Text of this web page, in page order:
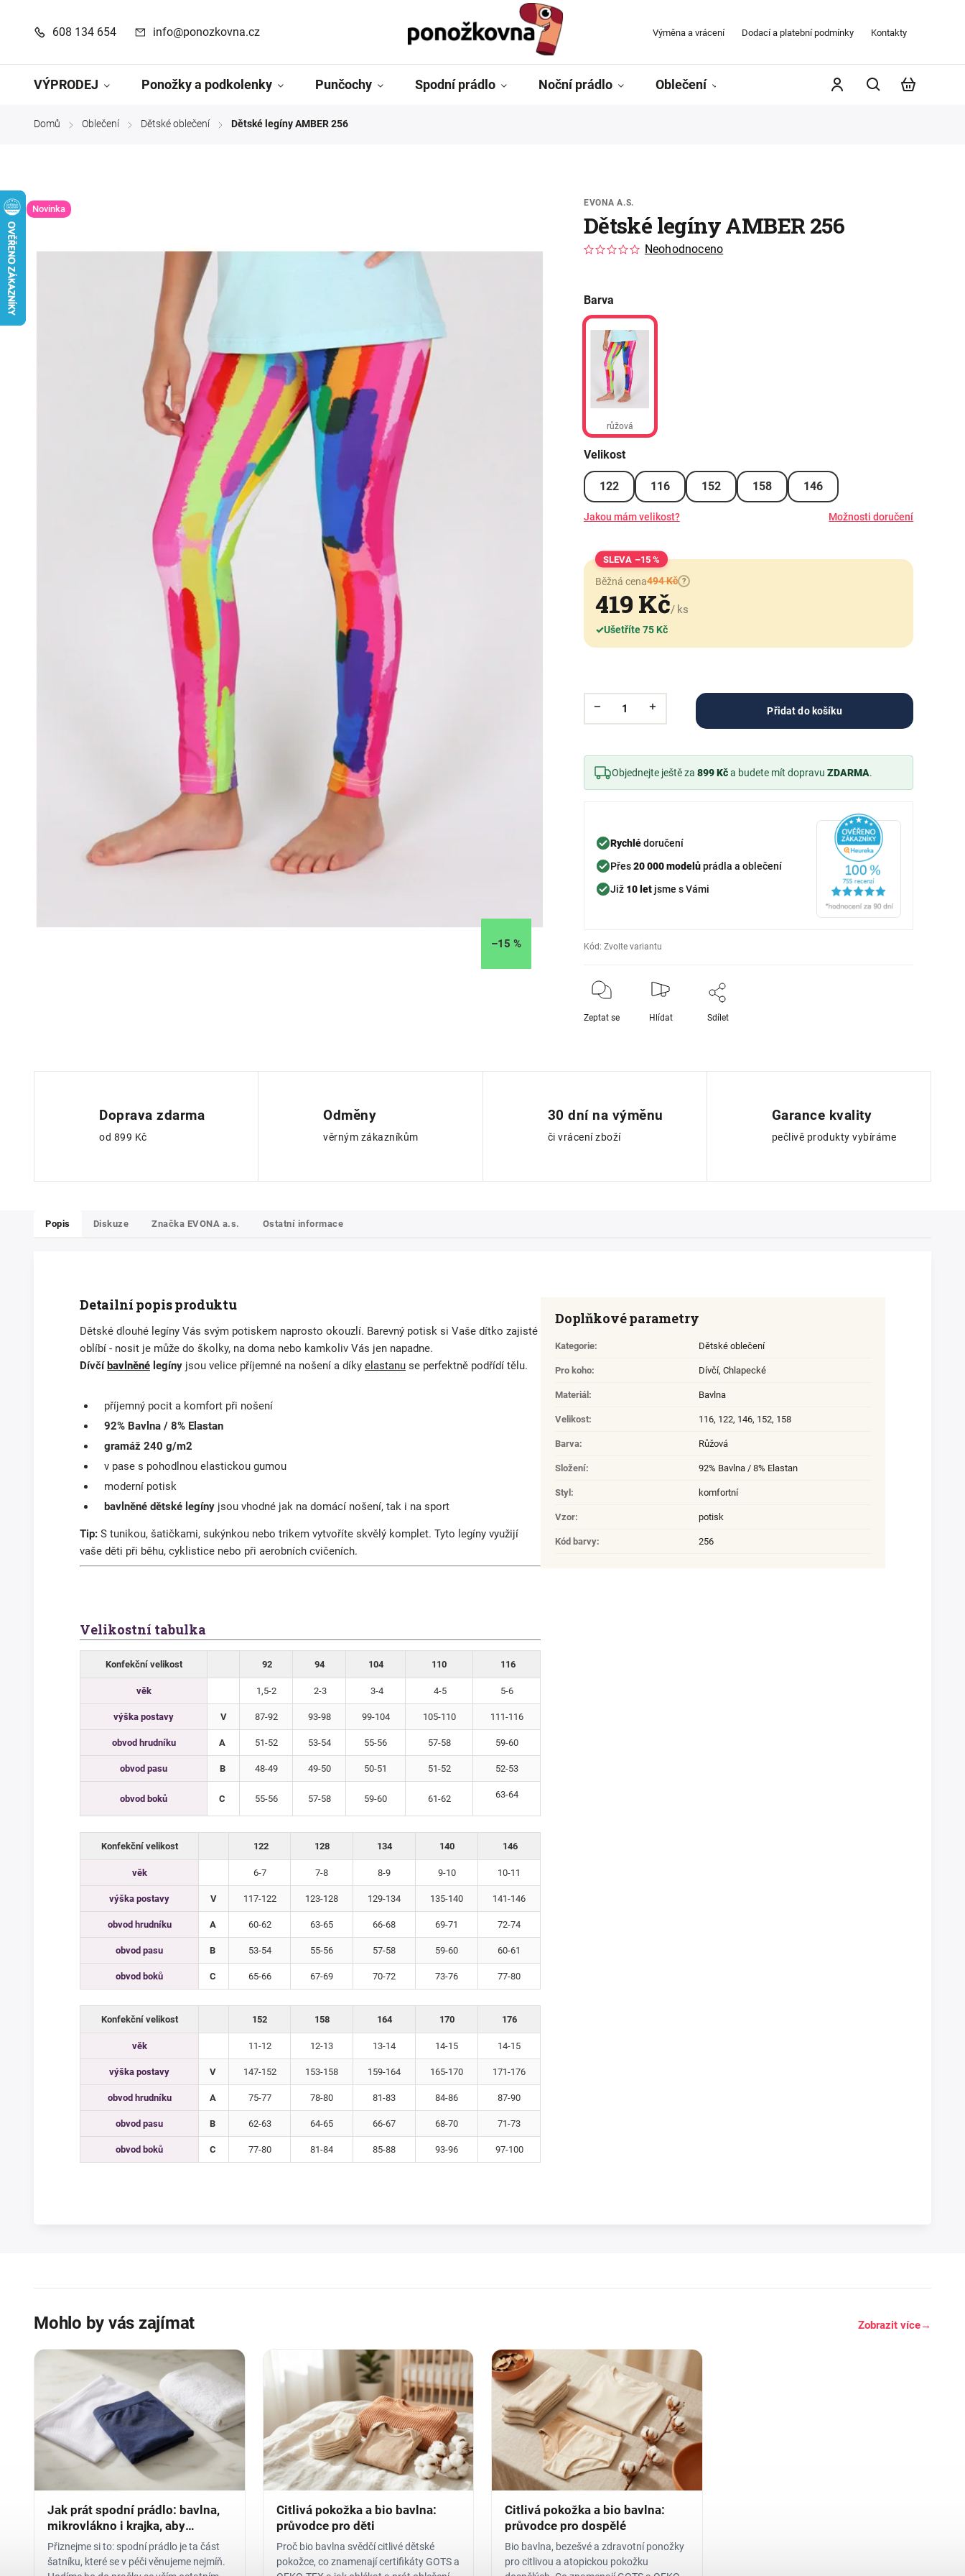
608 134 654 info@ponozkovna.cz Výměna a vrácení Dodací a platební podmínky Kontakty
VÝPRODEJ Ponožky a podkolenky Punčochy Spodní prádlo Noční prádlo Oblečení Kontakty
Domů / Oblečení / Dětské oblečení / Dětské legíny AMBER 256
Novinka
–15 %
EVONA A.S.
Dětské legíny AMBER 256
Neohodnoceno
Barva
růžová
Velikost
122 116 152 158 146
Jakou mám velikost? Možnosti doručení
–15 %
Běžná cena494 Kč ?
419 Kč/ ks
✓Ušetříte 75 Kč
Přidat do košíku
Objednejte ještě za 899 Kča budete mít dopravu ZDARMA.
Rychlédoručení
Přes20 000 modelůprádla a oblečení
Již 10 letjsme s Vámi
Kód: Zvolte variantu
Zeptat se Hlídat Sdílet
Doprava zdarma
od 899 Kč
Odměny
věrným zákazníkům
30 dní na výměnu
či vrácení zboží
Garance kvality
pečlivě produkty vybíráme
Popis Diskuze Značka EVONA a.s. Ostatní informace
Detailní popis produktu
Dětské dlouhé legíny Vás svým potiskem naprosto okouzlí. Barevný potisk si Vaše dítko zajisté
oblíbí - nosit je může do školky, na doma nebo kamkoliv Vás jen napadne.
Dívčíbavlněné legíny jsou velice příjemné na nošení a díky elastanu se perfektně podřídí tělu.
příjemný pocit a komfort při nošení
92% Bavlna / 8% Elastan
gramáž 240 g/m2
v pase s pohodlnou elastickou gumou
moderní potisk
bavlněné dětské legíny jsou vhodné jak na domácí nošení, tak i na sport
Tip: S tunikou, šatičkami, sukýnkou nebo trikem vytvoříte skvělý komplet. Tyto legíny využijí
vaše děti při běhu, cyklistice nebo při aerobních cvičeních.
Velikostní tabulka
Konfekční velikost 92 94 104 110 116
věk 1,5-2 2-3 3-4 4-5 5-6
výška postavy V 87-92 93-98 99-104 105-110 111-116
obvod hrudníku A 51-52 53-54 55-56 57-58 59-60
obvod pasu B 48-49 49-50 50-51 51-52 52-53
obvod boků C 55-56 57-58 59-60 61-62 63-64
Konfekční velikost 122 128 134 140 146
věk 6-7 7-8 8-9 9-10 10-11
výška postavy V 117-122 123-128 129-134 135-140 141-146
obvod hrudníku A 60-62 63-65 66-68 69-71 72-74
obvod pasu B 53-54 55-56 57-58 59-60 60-61
obvod boků C 65-66 67-69 70-72 73-76 77-80
Konfekční velikost 152 158 164 170 176
věk 11-12 12-13 13-14 14-15 14-15
výška postavy V 147-152 153-158 159-164 165-170 171-176
obvod hrudníku A 75-77 78-80 81-83 84-86 87-90
obvod pasu B 62-63 64-65 66-67 68-70 71-73
obvod boků C 77-80 81-84 85-88 93-96 97-100
Doplňkové parametry
Kategorie: Dětské oblečení
Pro koho: Dívčí, Chlapecké
Materiál : Bavlna
Velikost: 116, 122, 146, 152, 158
Barva: Růžová
Složení: 92% Bavlna / 8% Elastan
Styl : komfortní
Vzor: potisk
Kód barvy: 256
Mohlo by vás zajímat Zobrazit více→
Jak prát spodní prádlo: bavlna,
mikrovlákno i krajka, aby
vydrželo
Přiznejme si to: spodní prádlo je ta část
šatníku, které se v péči věnujeme nejmíň.
Citlivá pokožka a bio bavlna:
průvodce pro děti
Proč bio bavlna svědčí citlivé dětské
pokožce, co znamenají certifikáty GOTS a
Citlivá pokožka a bio bavlna:
průvodce pro dospělé
Bio bavlna, bezešvé a zdravotní ponožky
pro citlivou a atopickou pokožku